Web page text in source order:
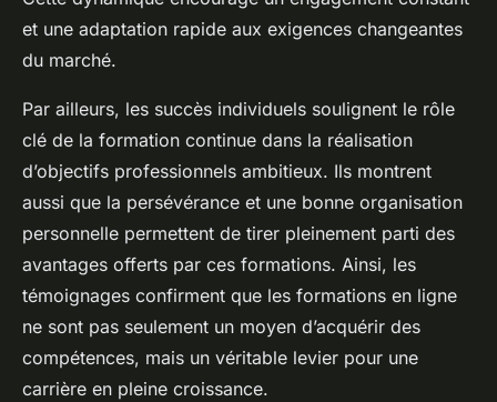
et une adaptation rapide aux exigences changeantes
du marché.
Par ailleurs, les succès individuels soulignent le rôle
clé de la formation continue dans la réalisation
d’objectifs professionnels ambitieux. Ils montrent
aussi que la persévérance et une bonne organisation
personnelle permettent de tirer pleinement parti des
avantages offerts par ces formations. Ainsi, les
témoignages confirment que les formations en ligne
ne sont pas seulement un moyen d’acquérir des
compétences, mais un véritable levier pour une
carrière en pleine croissance.